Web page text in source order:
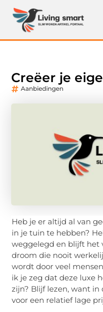
Creëer je
Aanbiedingen
Heb je er altijd al van
in je tuin te hebben?
weggelegd en blijft het
droom die nooit
wordt door veel
ik je zeg dat deze luxe
zijn? Blijf lezen, want in
voor een relatief lage